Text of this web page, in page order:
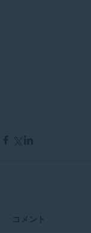
コメント